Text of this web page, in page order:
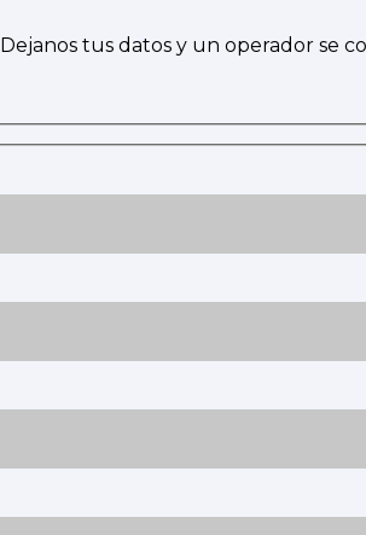
Dejanos tus datos y un operador se